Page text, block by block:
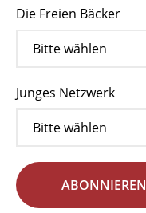
Die Freien Bäcker
Junges Netzwerk
ABONNIEREN